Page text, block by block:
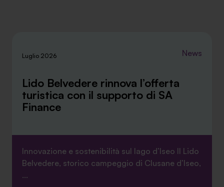
Luglio 2026 News
Lido Belvedere rinnova l’offerta
turistica con il supporto di SA
Finance
Innovazione e sostenibilità sul lago d’Iseo Il Lido
Belvedere, storico campeggio di Clusane d’Iseo,
...